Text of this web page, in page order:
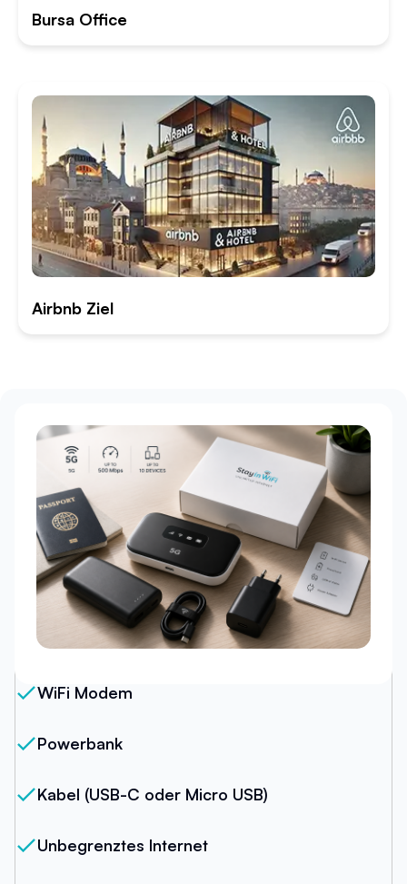
Bursa Office
Airbnb Ziel
Unser Paket
WiFi Modem
Powerbank
Kabel (USB-C oder Micro USB)
Unbegrenztes Internet